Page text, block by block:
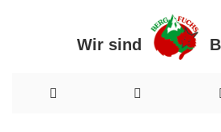
Wir sind